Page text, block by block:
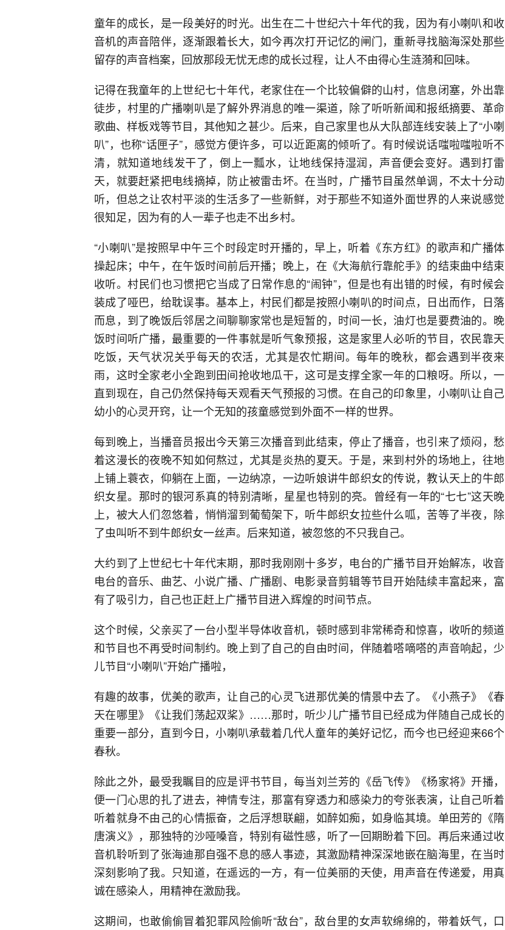
童年的成长，是一段美好的时光。出生在二十世纪六十年代的我，因为有小喇叭和收
音机的声音陪伴，逐渐跟着长大，如今再次打开记忆的闸门，重新寻找脑海深处那些
留存的声音档案，回放那段无忧无虑的成长过程，让人不由得心生涟漪和回味。
记得在我童年的上世纪七十年代，老家住在一个比较偏僻的山村，信息闭塞，外出靠
徒步，村里的广播喇叭是了解外界消息的唯一渠道，除了听听新闻和报纸摘要、革命
歌曲、样板戏等节目，其他知之甚少。后来，自己家里也从大队部连线安装上了“小喇
叭”，也称“话匣子”，感觉方便许多，可以近距离的倾听了。有时候说话嗤啦嗤啦听不
清，就知道地线发干了，倒上一瓢水，让地线保持湿润，声音便会变好。遇到打雷
天，就要赶紧把电线摘掉，防止被雷击坏。在当时，广播节目虽然单调，不太十分动
听，但总之让农村平淡的生活多了一些新鲜，对于那些不知道外面世界的人来说感觉
很知足，因为有的人一辈子也走不出乡村。
“小喇叭”是按照早中午三个时段定时开播的，早上，听着《东方红》的歌声和广播体
操起床；中午，在午饭时间前后开播；晚上，在《大海航行靠舵手》的结束曲中结束
收听。村民们也习惯把它当成了日常作息的“闹钟”，但是也有出错的时候，有时候会
装成了哑巴，给耽误事。基本上，村民们都是按照小喇叭的时间点，日出而作，日落
而息，到了晚饭后邻居之间聊聊家常也是短暂的，时间一长，油灯也是要费油的。晚
饭时间听广播，最重要的一件事就是听气象预报，这是家里人必听的节目，农民靠天
吃饭，天气状况关乎每天的农活，尤其是农忙期间。每年的晚秋，都会遇到半夜来
雨，这时全家老小全跑到田间抢收地瓜干，这可是支撑全家一年的口粮呀。所以，一
直到现在，自己仍然保持每天观看天气预报的习惯。在自己的印象里，小喇叭让自己
幼小的心灵开窍，让一个无知的孩童感觉到外面不一样的世界。
每到晚上，当播音员报出今天第三次播音到此结束，停止了播音，也引来了烦闷，愁
着这漫长的夜晚不知如何熬过，尤其是炎热的夏天。于是，来到村外的场地上，往地
上铺上蓑衣，仰躺在上面，一边纳凉，一边听娘讲牛郎织女的传说，教认天上的牛郎
织女星。那时的银河系真的特别清晰，星星也特别的亮。曾经有一年的“七七”这天晚
上，被大人们忽悠着，悄悄溜到葡萄架下，听牛郎织女拉些什么呱，苦等了半夜，除
了虫叫听不到牛郎织女一丝声。后来知道，被忽悠的不只我自己。
大约到了上世纪七十年代末期，那时我刚刚十多岁，电台的广播节目开始解冻，收音
电台的音乐、曲艺、小说广播、广播剧、电影录音剪辑等节目开始陆续丰富起来，富
有了吸引力，自己也正赶上广播节目进入辉煌的时间节点。
这个时候，父亲买了一台小型半导体收音机，顿时感到非常稀奇和惊喜，收听的频道
和节目也不再受时间制约。晚上到了自己的自由时间，伴随着嗒嘀嗒的声音响起，少
儿节目“小喇叭”开始广播啦，
有趣的故事，优美的歌声，让自己的心灵飞进那优美的情景中去了。《小燕子》《春
天在哪里》《让我们荡起双桨》……那时，听少儿广播节目已经成为伴随自己成长的
重要一部分，直到今日，小喇叭承载着几代人童年的美好记忆，而今也已经迎来66个
春秋。
除此之外，最受我瞩目的应是评书节目，每当刘兰芳的《岳飞传》《杨家将》开播，
便一门心思的扎了进去，神情专注，那富有穿透力和感染力的夸张表演，让自己听着
听着就身不由己的心情振奋，之后浮想联翩，如醉如痴，如身临其境。单田芳的《隋
唐演义》，那独特的沙哑嗓音，特别有磁性感，听了一回期盼着下回。再后来通过收
音机聆听到了张海迪那自强不息的感人事迹，其激励精神深深地嵌在脑海里，在当时
深刻影响了我。只知道，在遥远的一方，有一位美丽的天使，用声音在传递爱，用真
诚在感染人，用精神在激励我。
这期间，也敢偷偷冒着犯罪风险偷听“敌台”，敌台里的女声软绵绵的，带着妖气，口